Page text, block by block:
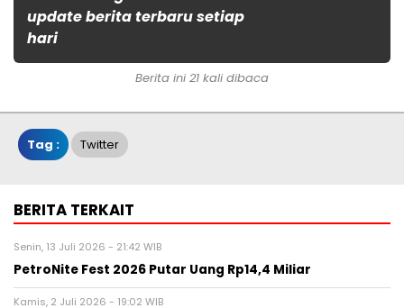
update berita terbaru setiap
hari
Berita ini 21 kali dibaca
Tag : Twitter
BERITA TERKAIT
Senin, 13 Juli 2026 - 21:42 WIB
PetroNite Fest 2026 Putar Uang Rp14,4 Miliar
Kamis, 2 Juli 2026 - 19:02 WIB